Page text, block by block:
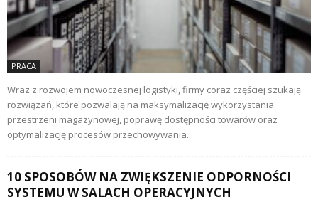
PRACA
Wraz z rozwojem nowoczesnej logistyki, firmy coraz częściej szukają
rozwiązań, które pozwalają na maksymalizację wykorzystania
przestrzeni magazynowej, poprawę dostępności towarów oraz
optymalizację procesów przechowywania....
10 SPOSOBÓW NA ZWIĘKSZENIE ODPORNOŚCI
SYSTEMU W SALACH OPERACYJNYCH